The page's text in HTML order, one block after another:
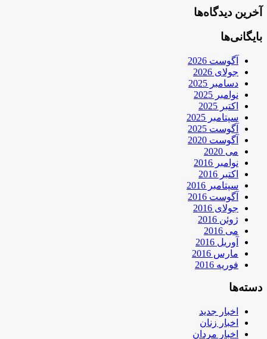
آخرین دیدگاه‌ها
بایگانی‌ها
آگوست 2026
جولای 2026
دسامبر 2025
نوامبر 2025
اکتبر 2025
سپتامبر 2025
آگوست 2025
آگوست 2020
می 2020
نوامبر 2016
اکتبر 2016
سپتامبر 2016
آگوست 2016
جولای 2016
ژوئن 2016
می 2016
آوریل 2016
مارس 2016
فوریه 2016
دسته‌ها
اخبار جدید
اخبار زنان
اخبار مردان